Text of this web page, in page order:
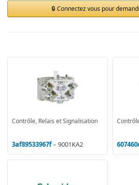
Connectez vous pour
Contrôle, Relais et Signalisation
3af89533967f– 9001KA2